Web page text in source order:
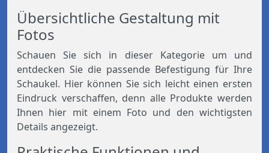
Übersichtliche Gestaltung mit
Fotos
Schauen Sie sich in dieser Kategorie um und
entdecken Sie die passende Befestigung für Ihre
Schaukel. Hier können Sie sich leicht einen ersten
Eindruck verschaffen, denn alle Produkte werden
Ihnen hier mit einem Foto und den wichtigsten
Details angezeigt.